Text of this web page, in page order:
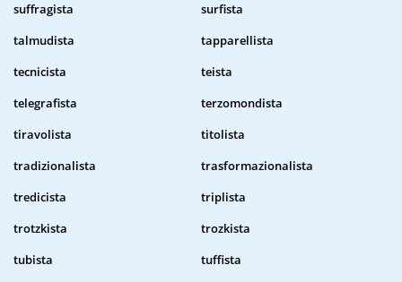
suffragista
surfista
talmudista
tapparellista
tecnicista
teista
telegrafista
terzomondista
tiravolista
titolista
tradizionalista
trasformazionalista
tredicista
triplista
trotzkista
trozkista
tubista
tuffista